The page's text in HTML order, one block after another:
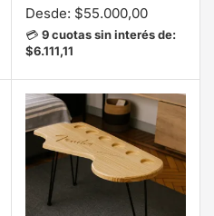
Desde: $55.000,00
💳 9 cuotas sin interés de:
$6.111,11